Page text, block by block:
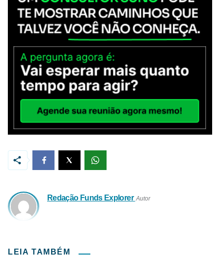
Redação Funds Explorer Autor
LEIA TAMBÉM